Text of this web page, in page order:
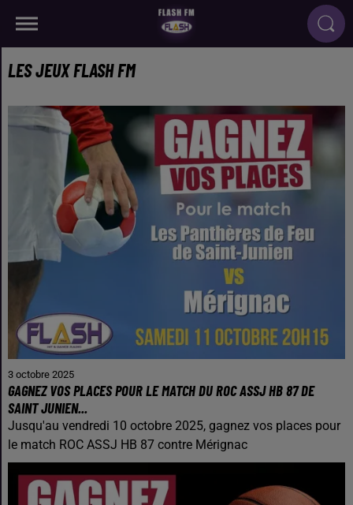
LES JEUX FLASH FM
3 octobre 2025
GAGNEZ VOS PLACES POUR LE MATCH DU ROC ASSJ HB 87 DE
SAINT JUNIEN...
Jusqu'au vendredi 10 octobre 2025, gagnez vos places pour
le match ROC ASSJ HB 87 contre Mérignac